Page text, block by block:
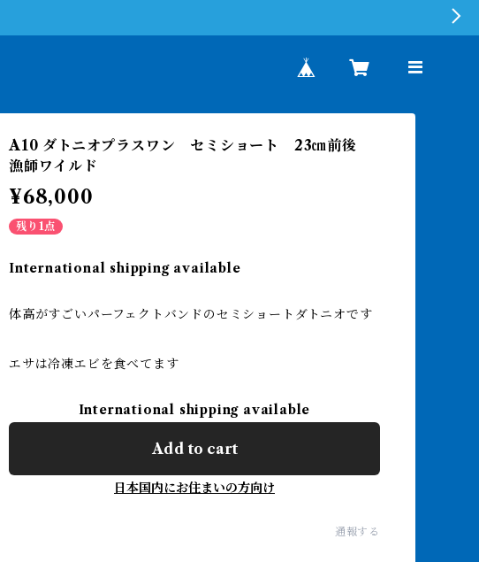
A10 ダトニオプラスワン セミショート 23㎝前後
漁師ワイルド
¥68,000
残り1点
International shipping available
体高がすごいパーフェクトバンドのセミショートダトニオです
エサは冷凍エビを食べてます
International shipping available
Add to cart
日本国内にお住まいの方向け
通報する